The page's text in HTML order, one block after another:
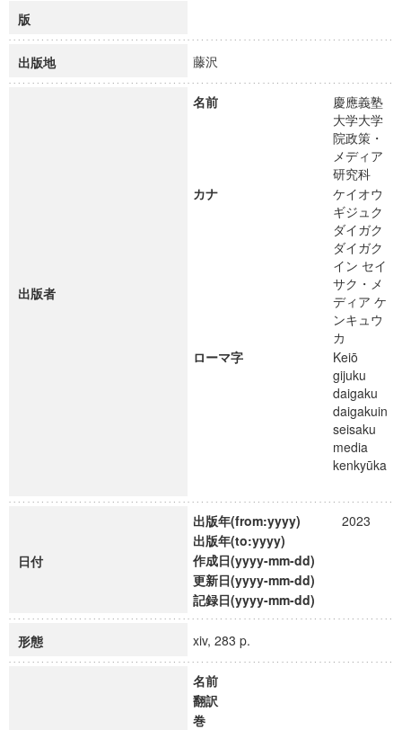
版
出版地 藤沢
出版者
名前
慶應義塾
大学大学
院政策・
メディア
研究科
カナ
ケイオウ
ギジュク
ダイガク
ダイガク
イン セイ
サク・メ
ディア ケ
ンキュウ
カ
ローマ字
Keiō
gijuku
daigaku
daigakuin
seisaku
media
kenkyūka
日付
出版年(from:yyyy)
2023
出版年(to:yyyy)
作成日(yyyy-mm-dd)
更新日(yyyy-mm-dd)
記録日(yyyy-mm-dd)
形態 xiv, 283 p.
名前
翻訳
巻